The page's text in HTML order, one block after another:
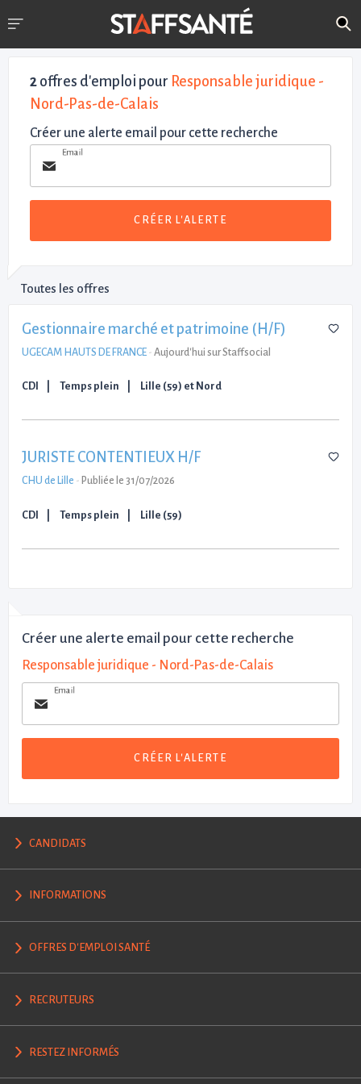
2 offres d'emploi pour Responsable juridique -
Nord-Pas-de-Calais
Créer une alerte email pour cette recherche
Email
CRÉER L'ALERTE
Toutes les offres
Gestionnaire marché et patrimoine (H/F)
UGECAM HAUTS DE FRANCE - Aujourd'hui sur Staffsocial
CDI Temps plein Lille (59) et Nord
JURISTE CONTENTIEUX H/F
CHU de Lille - Publiée le 31/07/2026
CDI Temps plein Lille (59)
Créer une alerte email pour cette recherche
Responsable juridique - Nord-Pas-de-Calais
Email
CRÉER L'ALERTE
CANDIDATS
INFORMATIONS
OFFRES D'EMPLOI SANTÉ
RECRUTEURS
RESTEZ INFORMÉS